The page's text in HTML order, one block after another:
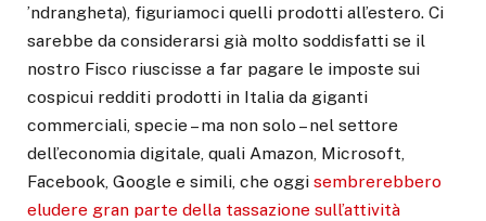
’ndrangheta), figuriamoci quelli prodotti all’estero. Ci
sarebbe da considerarsi già molto soddisfatti se il
nostro Fisco riuscisse a far pagare le imposte sui
cospicui redditi prodotti in Italia da giganti
commerciali, specie – ma non solo – nel settore
dell’economia digitale, quali Amazon, Microsoft,
Facebook, Google e simili, che oggi sembrerebbero
eludere gran parte della tassazione sull’attività